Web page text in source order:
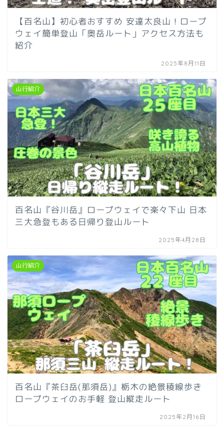
【百名山】初心者おすすめ 安達太良山！ロープ
ウェイ簡単登山「奥岳ルート」アクセス方法も
紹介
2025年8月11日
山行紹介
百名山『谷川岳』ロープウェイで楽々下山 日本
三大急登もある日帰り登山ルート
2025年4月28日
山行紹介
百名山『茶臼岳(那須岳)』栃木の絶景稜線歩き
ロープウェイのお手軽 登山縦走ルート
2025年2月16日